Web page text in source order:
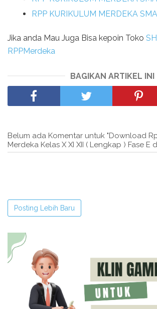
RPP KURIKULUM MERDEKA
Jika anda Mau Juga Bisa kepoin Toko
RPPMerdeka
BAGIKAN ARTIKEL INI
Belum ada Komentar untuk "Download
Merdeka Kelas X XI XII ( Lengkap ) Fase E
Posting Lebih Baru